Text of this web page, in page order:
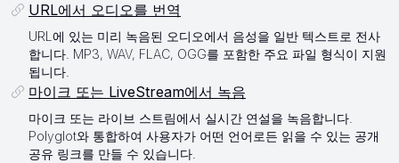
URL에서 오디오를 번역
URL에 있는 미리 녹음된 오디오에서 음성을 일반 텍스트로 전사
합니다. MP3, WAV, FLAC, OGG를 포함한 주요 파일 형식이 지원
됩니다.
마이크 또는 LiveStream에서 녹음
마이크 또는 라이브 스트림에서 실시간 연설을 녹음합니다.
Polyglot와 통합하여 사용자가 어떤 언어로든 읽을 수 있는 공개
공유 링크를 만들 수 있습니다.